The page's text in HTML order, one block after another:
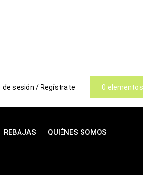
0 elementos
de sesión / Regístrate
REBAJAS QUIÉNES SOMOS